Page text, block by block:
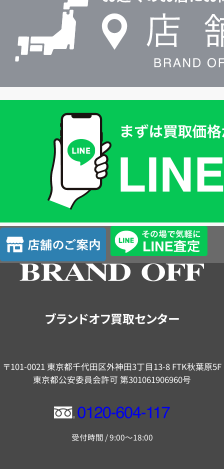
査
定
店
舗
の
ブランドオフ買取センター
〒101-0021 東京都千代田区外神田3丁目13-8 FTK秋葉原5F
東京都公安委員会許可 第301061906960号
フ
ー
受付時間 / 9:00～18:00